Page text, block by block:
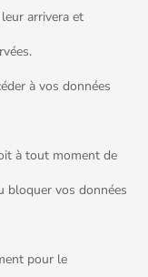
arrivera et
à vos données
à tout moment de
bloquer vos données
pour le